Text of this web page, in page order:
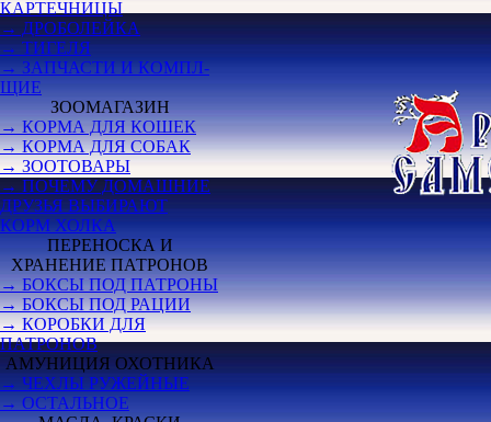
КАРТЕЧНИЦЫ
→ ДРОБОЛЕЙКА
→ ТИГЕЛЯ
→ ЗАПЧАСТИ И КОМПЛ-
ЩИЕ
ЗООМАГАЗИН
→ КОРМА ДЛЯ КОШЕК
→ КОРМА ДЛЯ СОБАК
→ ЗООТОВАРЫ
→ ПОЧЕМУ ДОМАШНИЕ
ДРУЗЬЯ ВЫБИРАЮТ
КОРМ ХОЛКА
ПЕРЕНОСКА И
ХРАНЕНИЕ ПАТРОНОВ
→ БОКСЫ ПОД ПАТРОНЫ
→ БОКСЫ ПОД РАЦИИ
→ КОРОБКИ ДЛЯ
ПАТРОНОВ
АМУНИЦИЯ ОХОТНИКА
→ ЧЕХЛЫ РУЖЕЙНЫЕ
→ ОСТАЛЬНОЕ